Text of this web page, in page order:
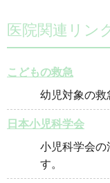
医院関連リン
こどもの救急
幼児対象の救
日本小児科学会
小児科学会の
す。